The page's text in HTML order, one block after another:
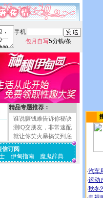
手机
包月自写5分钱/条
精品专题推荐：
谁说赚钱难告诉你秘诀
测IQ交朋友，非常速配
就让你笑火暴搞笑到底
信订阅
伊甸指南 魔鬼辞典
·汽车
·运动
·秋冬